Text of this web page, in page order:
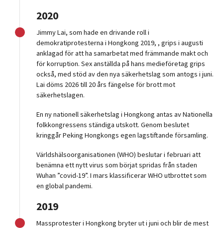
2020
Jimmy Lai, som hade en drivande roll i
demokratiprotesterna i Hongkong 2019, , grips i augusti
anklagad för att ha samarbetat med främmande makt och
för korruption. Sex anställda på hans medieföretag grips
också, med stöd av den nya säkerhetslag som antogs i juni.
Lai döms 2026 till 20 års fängelse för brott mot
säkerhetslagen.
En ny nationell säkerhetslag i Hongkong antas av Nationella
folkkongressens ständiga utskott. Genom beslutet
kringgår Peking Hongkongs egen lagstiftande församling.
Världshälsoorganisationen (WHO) beslutar i februari att
benämna ett nytt virus som börjat spridas från staden
Wuhan ”covid-19”. I mars klassificerar WHO utbrottet som
en global pandemi.
2019
Massprotester i Hongkong bryter ut i juni och blir de mest